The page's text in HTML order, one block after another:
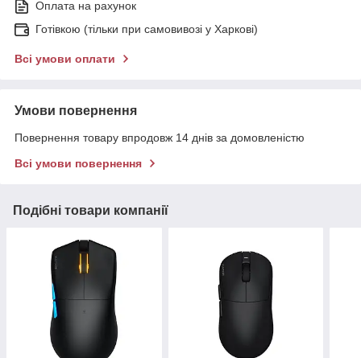
Оплата на рахунок
Готівкою (тільки при самовивозі у Харкові)
Всі умови оплати
Умови повернення
Повернення товару впродовж 14 днів за домовленістю
Всі умови повернення
Подібні товари компанії